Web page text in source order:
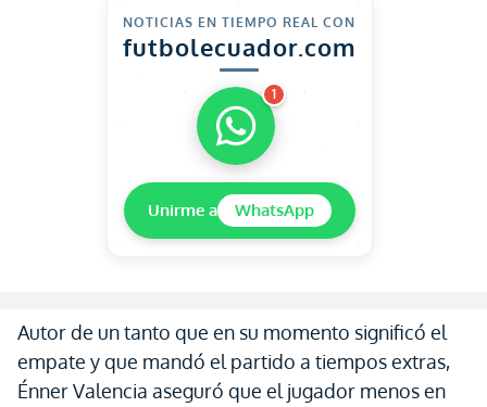
NOTICIAS EN TIEMPO REAL CON
futbolecuador.com
1
Unirme a WhatsApp
Autor de un tanto que en su momento significó el
empate y que mandó el partido a tiempos extras,
Énner Valencia aseguró que el jugador menos en